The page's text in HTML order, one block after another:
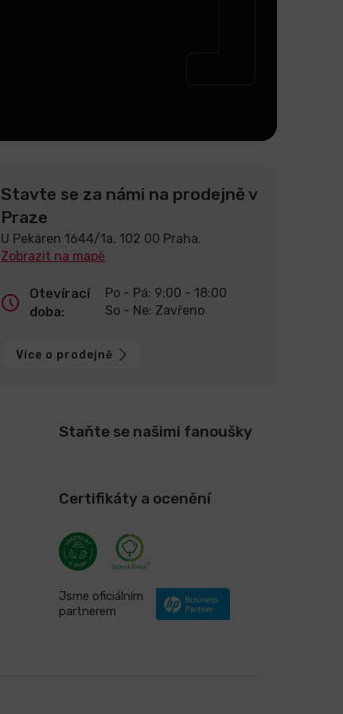
Stavte se za námi na prodejně v
Praze
U Pekáren 1644/1a, 102 00 Praha.
Zobrazit na mapě
Otevírací
doba:
Po - Pá: 9:00 - 18:00
So - Ne: Zavřeno
Více o prodejně
Staňte se našimi fanoušky
Certifikáty a ocenění
Jsme oficiálním
partnerem